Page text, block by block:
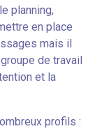
planning,
en place
mais il
de travail
et la
profils :